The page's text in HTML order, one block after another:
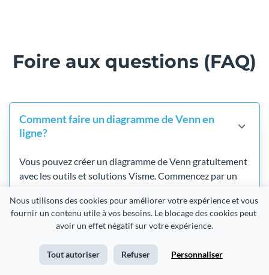
Nous utilisons des cookies pour améliorer votre expérience et vous
fournir un contenu utile à vos besoins. Le blocage des cookies peut
avoir un effet négatif sur votre expérience.
Tout autoriser Refuser Personnaliser
Foire aux questions (FAQ)
Comment faire un diagramme de Venn en
ligne?
Vous pouvez créer un diagramme de Venn gratuitement
avec les outils et solutions Visme. Commencez par un
téléchargez.
Pouvez-vous créer un diagramme de Venn
dans Excel?